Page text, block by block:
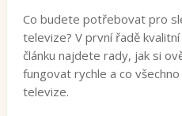
Co budete potřebovat pro
televize? V první řadě
článku najdete rady, jak si
fungovat rychle a co
televize.